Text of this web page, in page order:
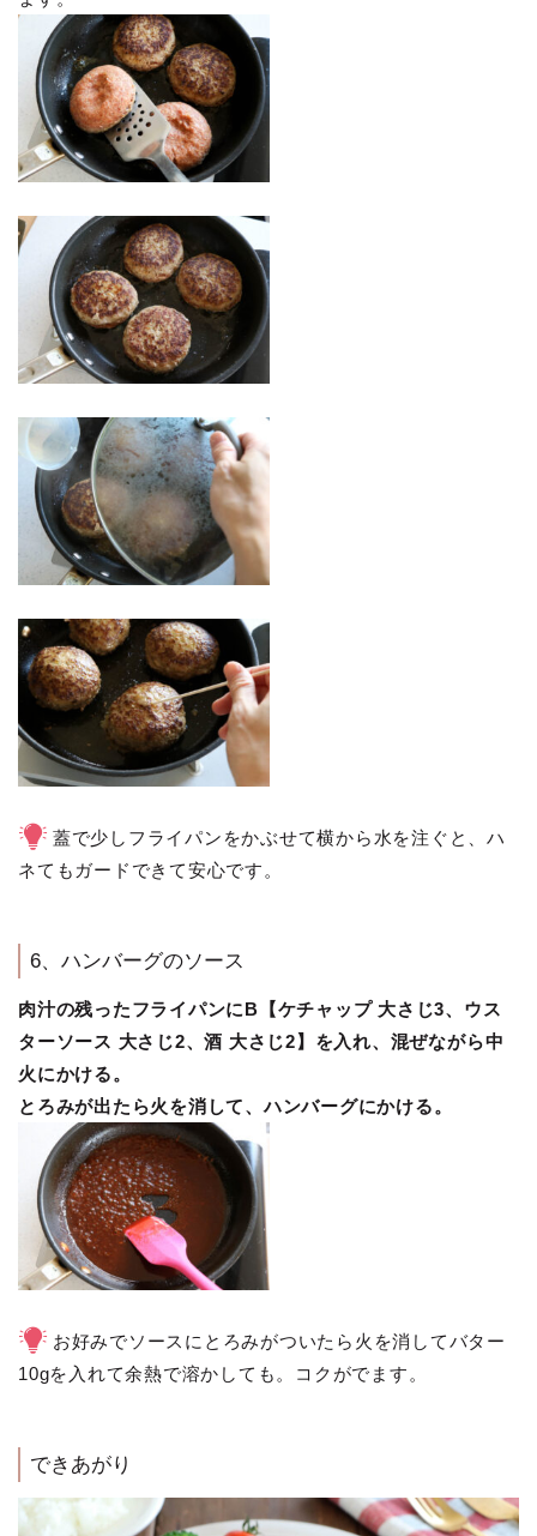
蓋で少しフライパンをかぶせて横から水を注ぐと、ハ
ネてもガードできて安心です。
6、ハンバーグのソース
肉汁の残ったフライパンにB【ケチャップ 大さじ3、ウス
ターソース 大さじ2、酒 大さじ2】を入れ、混ぜながら中
火にかける。
とろみが出たら火を消して、ハンバーグにかける。
お好みでソースにとろみがついたら火を消してバター
10gを入れて余熱で溶かしても。コクがでます。
できあがり